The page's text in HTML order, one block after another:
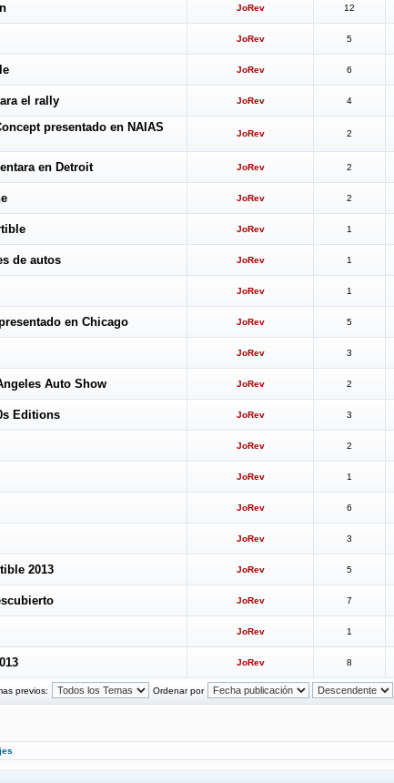
JoRev 12
JoRev 5
JoRev 6
el rally JoRev 4
presentado en NAIAS
JoRev 2
en Detroit JoRev 2
JoRev 2
JoRev 1
de autos JoRev 1
JoRev 1
en Chicago JoRev 5
JoRev 3
Auto Show JoRev 2
Editions JoRev 3
JoRev 2
JoRev 1
JoRev 6
JoRev 3
2013 JoRev 5
JoRev 7
JoRev 1
JoRev 8
previos: Ordenar por